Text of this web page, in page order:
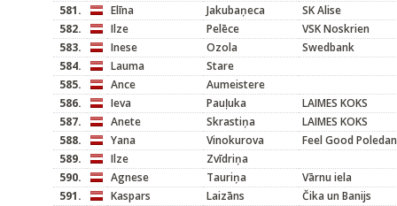
581.
Elīna Jakubaņeca
SK Alise
582.
Ilze Pelēce
VSK Noskrien
583.
Inese Ozola
Swedbank
584.
Lauma
Stare
585.
Ance
Aumeistere
586.
Ieva Pauļuka
LAIMES KOKS
587.
Anete Skrastiņa
LAIMES KOKS
588.
Yana Vinokurova
Feel Good
589.
Ilze
Zvīdriņa
590.
Agnese Tauriņa
Vārnu iela
591.
Kaspars Laizāns
Čika un Banijs